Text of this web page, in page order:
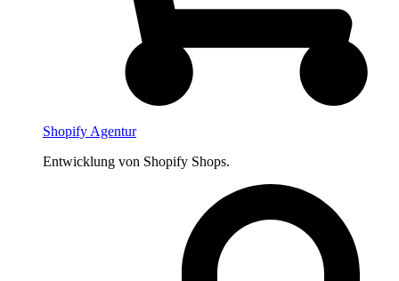
Shopify Agentur
Entwicklung von Shopify Shops.